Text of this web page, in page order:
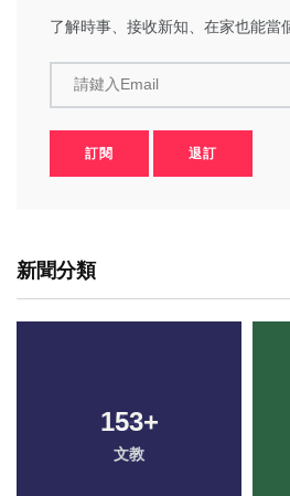
了解時事、接收新知、在家也能當
請鍵入Email
訂閱 退訂
新聞分類
153+
文教